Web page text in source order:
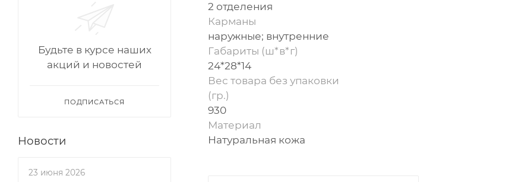
2 отделения
Карманы
наружные; внутренние
Габариты (ш*в*г)
24*28*14
Вес товара без упаковки
(гр.)
930
Материал
Натуральная кожа
Будьте в курсе наших
акций и новостей
ПОДПИСАТЬСЯ
Новости
23 июня 2026